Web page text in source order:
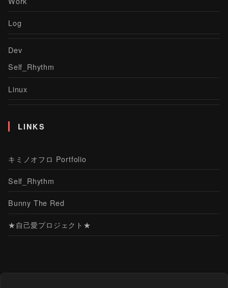
Log
Dev
Self_Rhythm
Linux
LINKS
キミノオフロ Portfolio
Self_Rhythm
Bunny The Red
★自己愛プロジェクト★